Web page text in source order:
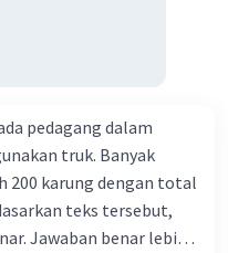
pedagang dalam
truk. Banyak
200 karung dengan total
teks tersebut,
Jawaban benar lebih